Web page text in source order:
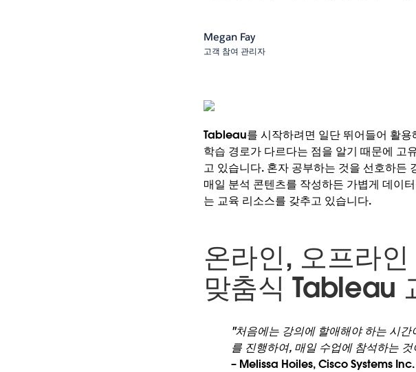
Megan Fay
고객 참여 관리자
Tableau를 시작하려면 일단 뛰어들어 활
학습 경로가 다르다는 점을 알기 때문에 고
고 있습니다. 혼자 공부하는 것을 선호하
매일 분석 콘텐츠를 작성하든 가볍게 데이
는 교육 리소스를 갖추고 있습니다.
온라인, 오프라
맞춤식 Tableau
"처음에는 강의에 할애해야 하는 시
를 진행하여, 매일 수업에 참석하는
– Melissa Hoiles, Cisco Systems